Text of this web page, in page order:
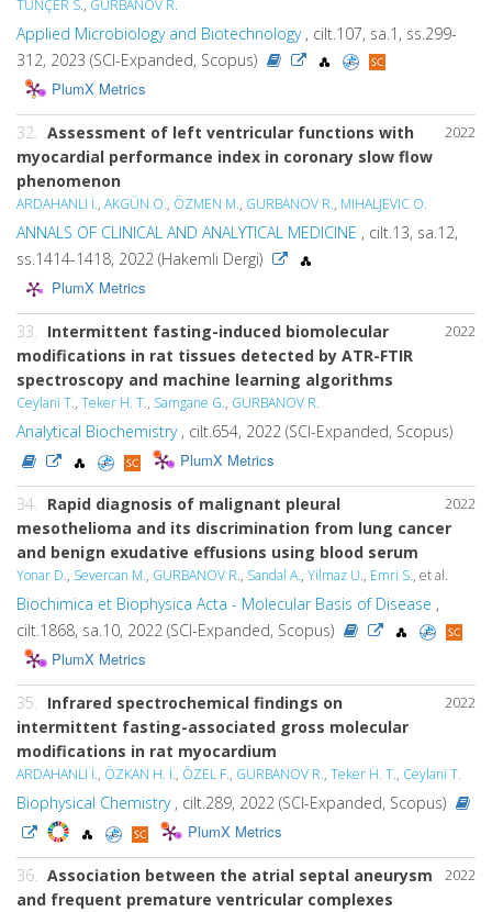
TUNÇER S., GURBANOV R.
Applied Microbiology and Biotechnology, cilt.107, sa.1, ss.299-
312, 2023 (SCI-Expanded, Scopus)
PlumX Metrics
2022
32. Assessment of left ventricular functions with
myocardial performance index in coronary slow flow
phenomenon
ARDAHANLI İ., AKGÜN O., ÖZMEN M., GURBANOV R., MIHALJEVIC O.
ANNALS OF CLINICAL AND ANALYTICAL MEDICINE , cilt.13, sa.12,
ss.1414-1418, 2022 (Hakemli Dergi)
PlumX Metrics
2022
33. Intermittent fasting-induced biomolecular
modifications in rat tissues detected by ATR-FTIR
spectroscopy and machine learning algorithms
Ceylani T., Teker H. T., Samgane G., GURBANOV R.
Analytical Biochemistry, cilt.654, 2022 (SCI-Expanded, Scopus)
PlumX Metrics
2022
34. Rapid diagnosis of malignant pleural
mesothelioma and its discrimination from lung cancer
and benign exudative effusions using blood serum
Yonar D., Severcan M., GURBANOV R., Sandal A., Yilmaz U., Emri S., et al.
Biochimica et Biophysica Acta - Molecular Basis of Disease ,
cilt.1868, sa.10, 2022 (SCI-Expanded, Scopus)
PlumX Metrics
2022
35. Infrared spectrochemical findings on
intermittent fasting-associated gross molecular
modifications in rat myocardium
ARDAHANLI İ., ÖZKAN H. İ., ÖZEL F., GURBANOV R., Teker H. T., Ceylani T.
Biophysical Chemistry, cilt.289, 2022 (SCI-Expanded, Scopus)
PlumX Metrics
2022
36. Association between the atrial septal aneurysm
and frequent premature ventricular complexes